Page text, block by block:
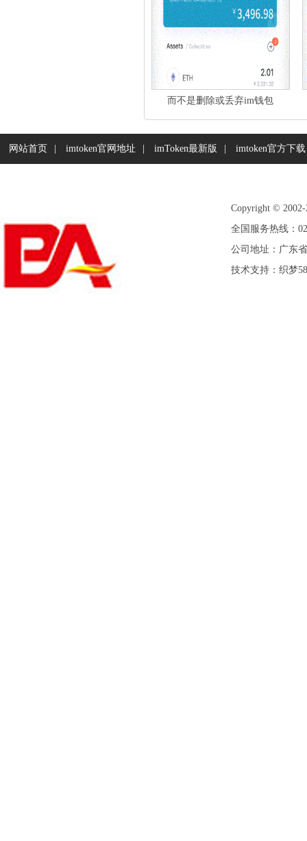
而不是删除或丢弃im钱包
网站首页 imtoken官网地址 imToken最新版 imtoken官方下载
Copyright ©
全国服务热线：
公司地址：广东
技术支持： 织梦58